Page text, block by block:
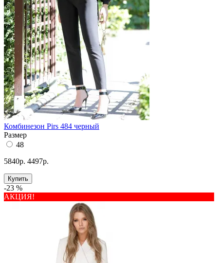
Комбинезон Pirs 484 черный
Размер
48
5840р. 4497р.
Купить
-23 %
АКЦИЯ!